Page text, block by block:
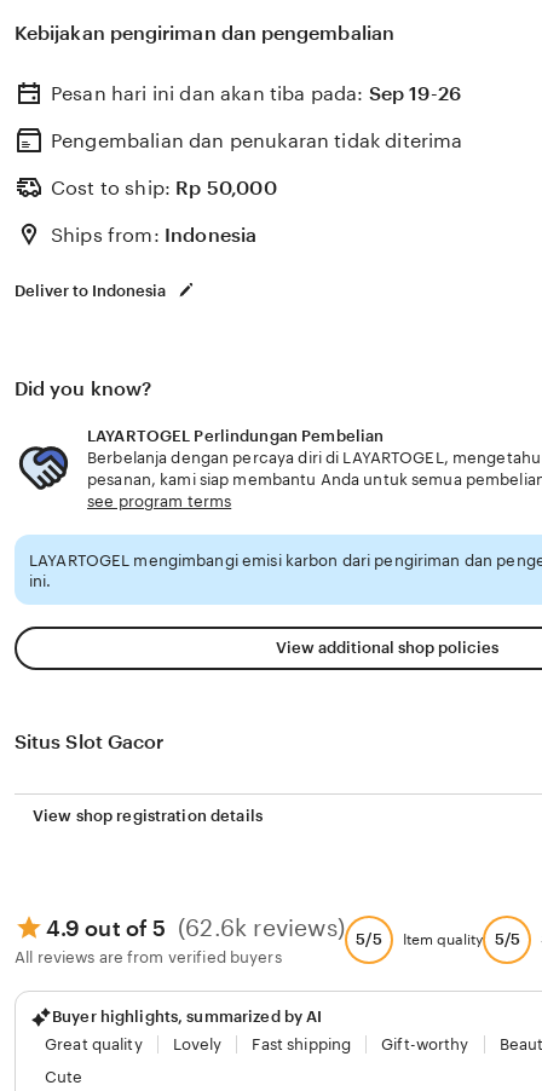
dengan kebutuhan usia senior fitur lengkap terpercaya.
Kebijakan pengiriman dan pengembalian
Pesan hari ini dan akan tiba pada: Sep 19-26
Pengembalian dan penukaran tidak diterima
Cost to ship: Rp 50,000
Ships from: Indonesia
Deliver to Indonesia
Did you know?
LAYARTOGEL Perlindungan Pembelian
Berbelanja dengan percaya diri di LAYARTOGEL,
pesanan, kami siap membantu Anda untuk semua
see program terms
LAYARTOGEL mengimbangi emisi karbon dari pengiriman dan
ini.
View additional shop policies
Situs Slot Gacor
View shop registration details
4.9 out of 5 (62.6k reviews)
All reviews are from verified buyers
5/5 Item quality 5/5
Buyer highlights, summarized by AI
Great quality
Lovely Fast shipping Gift-worthy
Cute